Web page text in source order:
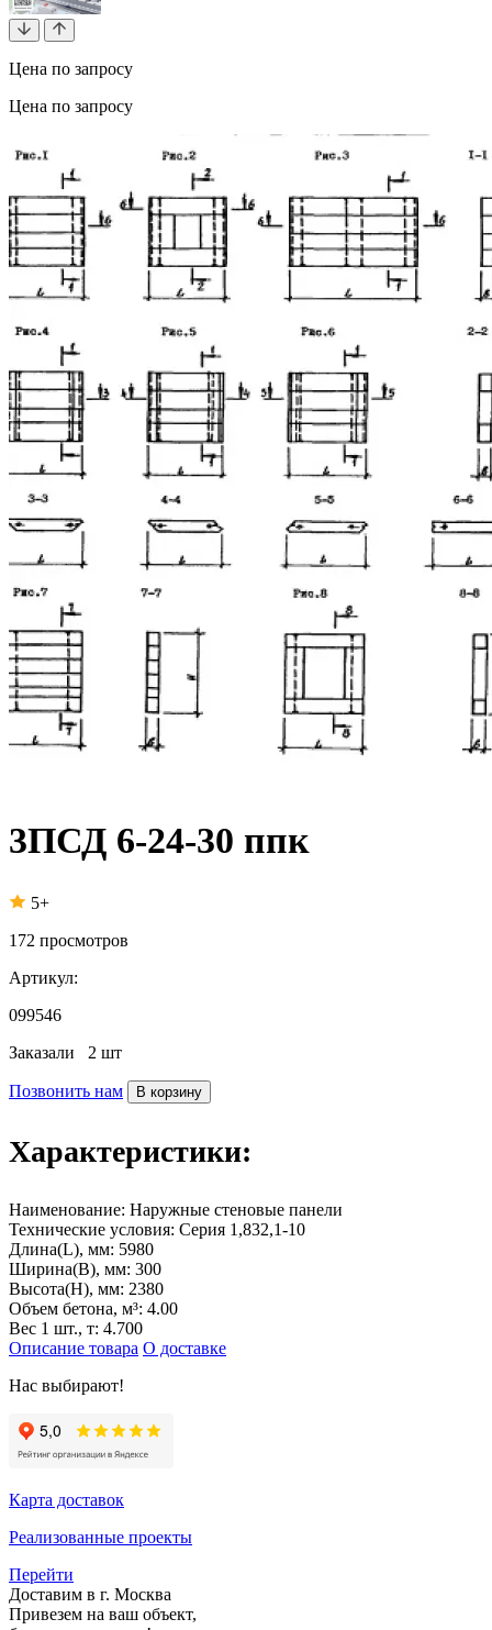
Цена по запросу
Цена по запросу
3ПСД 6-24-30 ппк
5+
172 просмотров
Артикул:
099546
Заказали 2 шт
Позвонить нам В корзину
Характеристики:
Наименование: Наружные стеновые панели
Технические условия: Серия 1,832,1-10
Длина(L), мм: 5980
Ширина(B), мм: 300
Высота(H), мм: 2380
Объем бетона, м³: 4.00
Вес 1 шт., т: 4.700
Описание товара О доставке
Нас выбирают!
Карта доставок
Реализованные проекты
Перейти
Доставим в г. Москва
Привезем на ваш объект,